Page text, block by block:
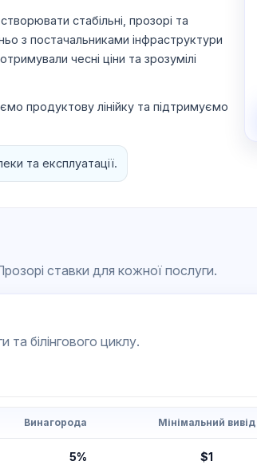
стабільні, прозорі та
з постачальниками інфраструктури
чесні ціни та зрозумілі
продуктову лінійку та підтримуємо
та експлуатації.
ставки для кожної послуги.
білінгового циклу.
Винагорода Мінімальний вивід
5% $1